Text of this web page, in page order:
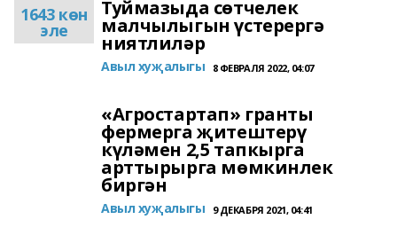
1643 көн
эле
Туймазыда сөтчелек
малчылыгын үстерергә
ниятлиләр
Авыл хуҗалыгы 8 ФЕВРАЛЯ 2022, 04:07
«Агростартап» гранты
фермерга җитештерү
күләмен 2,5 тапкырга
арттырырга мөмкинлек
биргән
Авыл хуҗалыгы 9 ДЕКАБРЯ 2021, 04:41